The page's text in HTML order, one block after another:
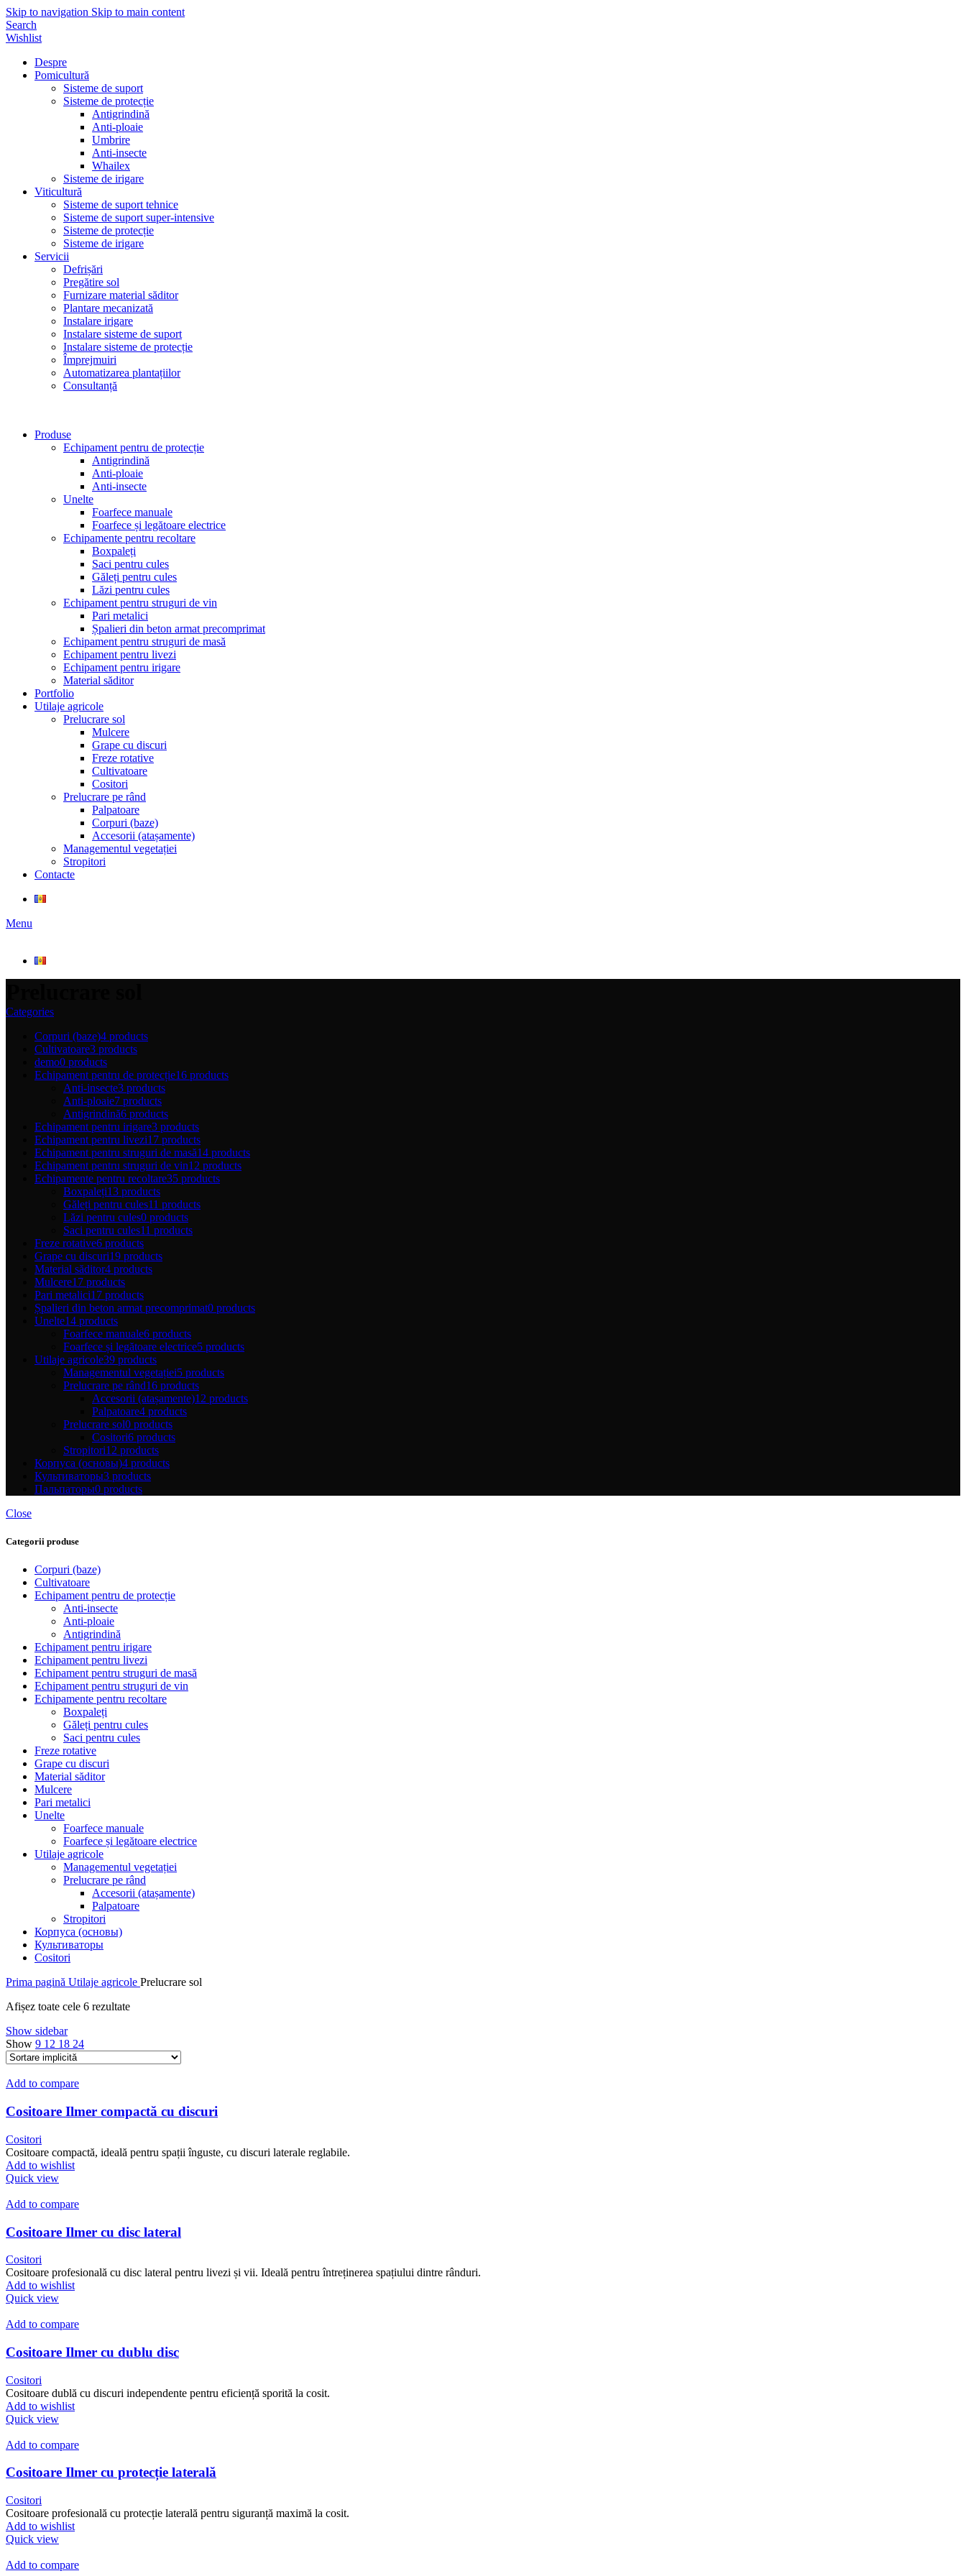
Skip to navigation Skip to main content
Search
Wishlist
Despre
Pomicultură
Sisteme de suport
Sisteme de protecție
Antigrindină
Anti-ploaie
Umbrire
Anti-insecte
Whailex
Sisteme de irigare
Viticultură
Sisteme de suport tehnice
Sisteme de suport super-intensive
Sisteme de protecție
Sisteme de irigare
Servicii
Defrișări
Pregătire sol
Furnizare material săditor
Plantare mecanizată
Instalare irigare
Instalare sisteme de suport
Instalare sisteme de protecție
Împrejmuiri
Automatizarea plantațiilor
Consultanță
Produse
Echipament pentru de protecție
Antigrindină
Anti-ploaie
Anti-insecte
Unelte
Foarfece manuale
Foarfece și legătoare electrice
Echipamente pentru recoltare
Boxpaleți
Saci pentru cules
Găleți pentru cules
Lăzi pentru cules
Echipament pentru struguri de vin
Pari metalici
Șpalieri din beton armat precomprimat
Echipament pentru struguri de masă
Echipament pentru livezi
Echipament pentru irigare
Material săditor
Portfolio
Utilaje agricole
Prelucrare sol
Mulcere
Grape cu discuri
Freze rotative
Cultivatoare
Cositori
Prelucrare pe rând
Palpatoare
Corpuri (baze)
Accesorii (atașamente)
Managementul vegetației
Stropitori
Contacte
Menu
Categories
Corpuri (baze)4 products
Cultivatoare3 products
demo0 products
Echipament pentru de protecție16 products
Anti-insecte3 products
Anti-ploaie7 products
Antigrindină6 products
Echipament pentru irigare3 products
Echipament pentru livezi17 products
Echipament pentru struguri de masă14 products
Echipament pentru struguri de vin12 products
Echipamente pentru recoltare35 products
Boxpaleți13 products
Găleți pentru cules11 products
Lăzi pentru cules0 products
Saci pentru cules11 products
Freze rotative6 products
Grape cu discuri19 products
Material săditor4 products
Mulcere17 products
Pari metalici17 products
Șpalieri din beton armat precomprimat0 products
Unelte14 products
Foarfece manuale6 products
Foarfece și legătoare electrice5 products
Utilaje agricole39 products
Managementul vegetației5 products
Prelucrare pe rând16 products
Accesorii (atașamente)12 products
Palpatoare4 products
Prelucrare sol0 products
Cositori6 products
Stropitori12 products
Корпуса (основы)4 products
Культиваторы3 products
Пальпаторы0 products
Close
Categorii produse
Corpuri (baze)
Cultivatoare
Echipament pentru de protecție
Anti-insecte
Anti-ploaie
Antigrindină
Echipament pentru irigare
Echipament pentru livezi
Echipament pentru struguri de masă
Echipament pentru struguri de vin
Echipamente pentru recoltare
Boxpaleți
Găleți pentru cules
Saci pentru cules
Freze rotative
Grape cu discuri
Material săditor
Mulcere
Pari metalici
Unelte
Foarfece manuale
Foarfece și legătoare electrice
Utilaje agricole
Managementul vegetației
Prelucrare pe rând
Accesorii (atașamente)
Palpatoare
Stropitori
Корпуса (основы)
Культиваторы
Cositori
Prima pagină Utilaje agricole Prelucrare sol
Afișez toate cele 6 rezultate
Show sidebar
Show 9 12 18 24
Add to compare
Cositoare Ilmer compactă cu discuri
Cositori
Cositoare compactă, ideală pentru spații înguste, cu discuri laterale reglabile.
Add to wishlist
Quick view
Add to compare
Cositoare Ilmer cu disc lateral
Cositori
Cositoare profesională cu disc lateral pentru livezi și vii. Ideală pentru întreținerea spațiului dintre rânduri.
Add to wishlist
Quick view
Add to compare
Cositoare Ilmer cu dublu disc
Cositori
Cositoare dublă cu discuri independente pentru eficiență sporită la cosit.
Add to wishlist
Quick view
Add to compare
Cositoare Ilmer cu protecție laterală
Cositori
Cositoare profesională cu protecție laterală pentru siguranță maximă la cosit.
Add to wishlist
Quick view
Add to compare